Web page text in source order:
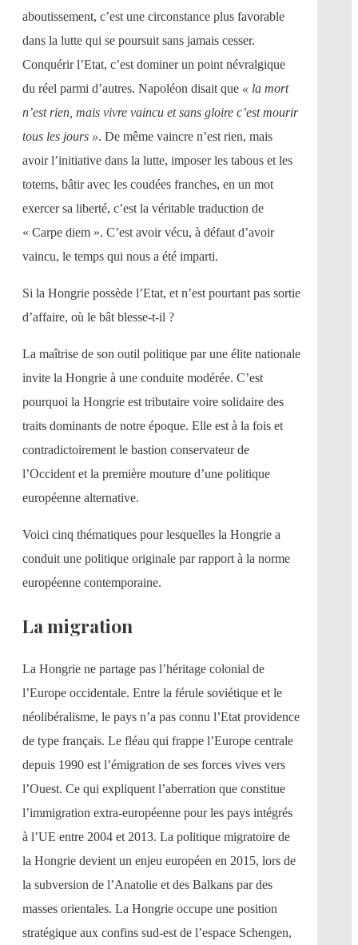
aboutissement, c’est une circonstance plus favorable
dans la lutte qui se poursuit sans jamais cesser.
Conquérir l’Etat, c’est dominer un point névralgique
du réel parmi d’autres. Napoléon disait que « la mort
n’est rien, mais vivre vaincu et sans gloire c’est mourir
tous les jours ». De même vaincre n’est rien, mais
avoir l’initiative dans la lutte, imposer les tabous et les
totems, bâtir avec les coudées franches, en un mot
exercer sa liberté, c’est la véritable traduction de
« Carpe diem ». C’est avoir vécu, à défaut d’avoir
vaincu, le temps qui nous a été imparti.
Si la Hongrie possède l’Etat, et n’est pourtant pas sortie
d’affaire, où le bât blesse-t-il ?
La maîtrise de son outil politique par une élite nationale
invite la Hongrie à une conduite modérée. C’est
pourquoi la Hongrie est tributaire voire solidaire des
traits dominants de notre époque. Elle est à la fois et
contradictoirement le bastion conservateur de
l’Occident et la première mouture d’une politique
européenne alternative.
Voici cinq thématiques pour lesquelles la Hongrie a
conduit une politique originale par rapport à la norme
européenne contemporaine.
La migration
La Hongrie ne partage pas l’héritage colonial de
l’Europe occidentale. Entre la férule soviétique et le
néolibéralisme, le pays n’a pas connu l’Etat providence
de type français. Le fléau qui frappe l’Europe centrale
depuis 1990 est l’émigration de ses forces vives vers
l’Ouest. Ce qui expliquent l’aberration que constitue
l’immigration extra-européenne pour les pays intégrés
à l’UE entre 2004 et 2013. La politique migratoire de
la Hongrie devient un enjeu européen en 2015, lors de
la subversion de l’Anatolie et des Balkans par des
masses orientales. La Hongrie occupe une position
stratégique aux confins sud-est de l’espace Schengen,